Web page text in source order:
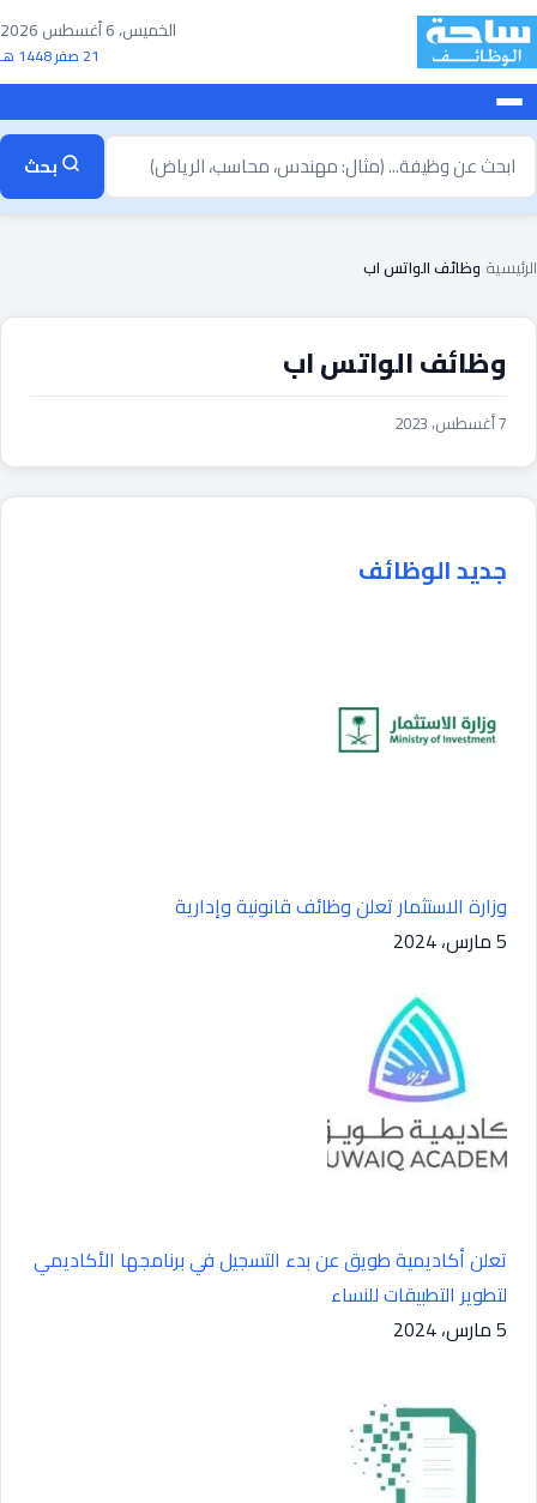
تخطى
إلى
المحتوى
الخميس، 6 أغسطس 2026
21 صفر 1448 هـ
ابحث
بحث
الرئيسية وظائف الواتس اب
وظائف الواتس اب
7 أغسطس، 2023
جديد الوظائف
وزارة الاستثمار تعلن وظائف قانونية وإدارية
5 مارس، 2024
تعلن أكاديمية طويق عن بدء التسجيل في برنامجها الأكاديمي
لتطوير التطبيقات للنساء
5 مارس، 2024